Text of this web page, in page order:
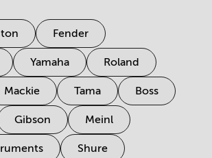
Fender
Yamaha Roland
Mackie Tama Boss
Gibson Meinl
Shure